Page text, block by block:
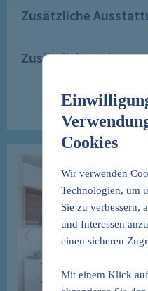
Zusätzliche
Zusätzliche
Cookies
Wir verwenden
Technologien, um
Sie zu verbessern,
und Interessen
einen sicheren
Mit einem Klick